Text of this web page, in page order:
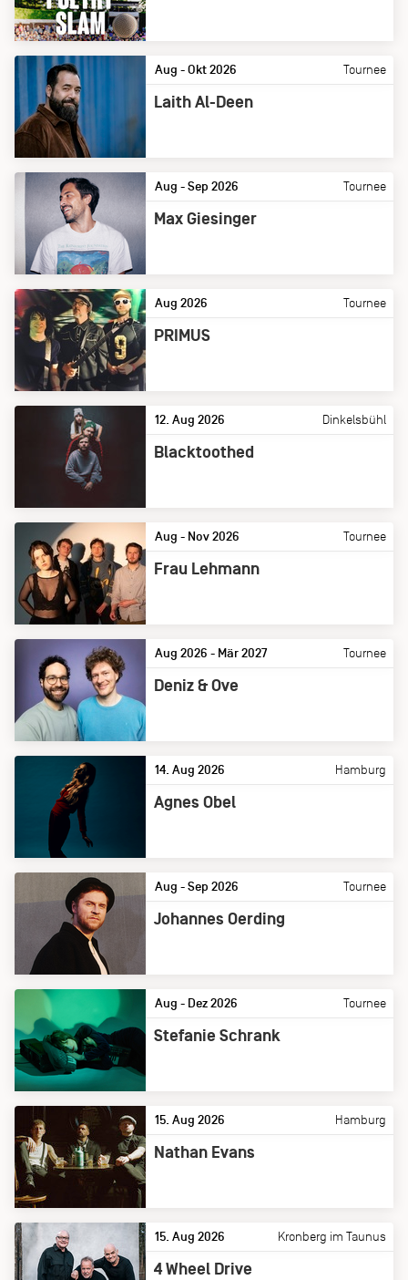
Tournee
Aug - Okt 2026
Laith Al-Deen
Tournee
Aug - Sep 2026
Max Giesinger
Tournee
Aug 2026
PRIMUS
Dinkelsbühl
12. Aug 2026
Blacktoothed
Tournee
Aug - Nov 2026
Frau Lehmann
Tournee
Aug 2026 - Mär 2027
Deniz & Ove
Hamburg
14. Aug 2026
Agnes Obel
Tournee
Aug - Sep 2026
Johannes Oerding
Tournee
Aug - Dez 2026
Stefanie Schrank
Hamburg
15. Aug 2026
Nathan Evans
Kronberg im Taunus
15. Aug 2026
4 Wheel Drive